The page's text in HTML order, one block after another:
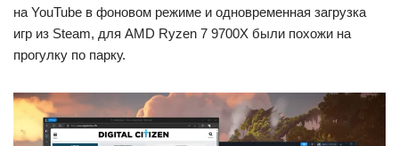
на YouTube в фоновом режиме и одновременная загрузка
игр из Steam, для AMD Ryzen 7 9700X были похожи на
прогулку по парку.